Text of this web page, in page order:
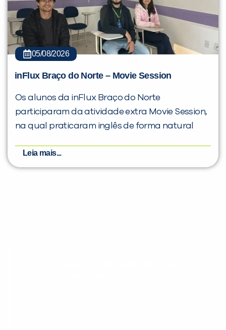
05/08/2026
inFlux Braço do Norte – Movie Session
Os alunos da inFlux Braço do Norte
participaram da atividade extra Movie Session,
na qual praticaram inglês de forma natural
Leia mais...